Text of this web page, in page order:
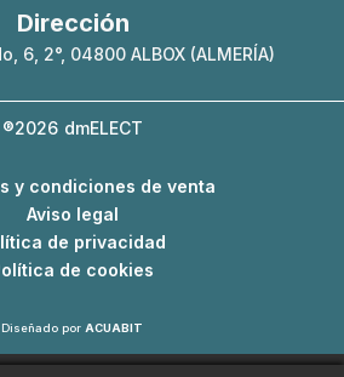
Dirección
6, 2°, 04800 ALBOX (ALMERÍA)
®2026 dmELECT
y condiciones de venta
Aviso legal
de privacidad
de cookies
Diseñado por ACUABIT